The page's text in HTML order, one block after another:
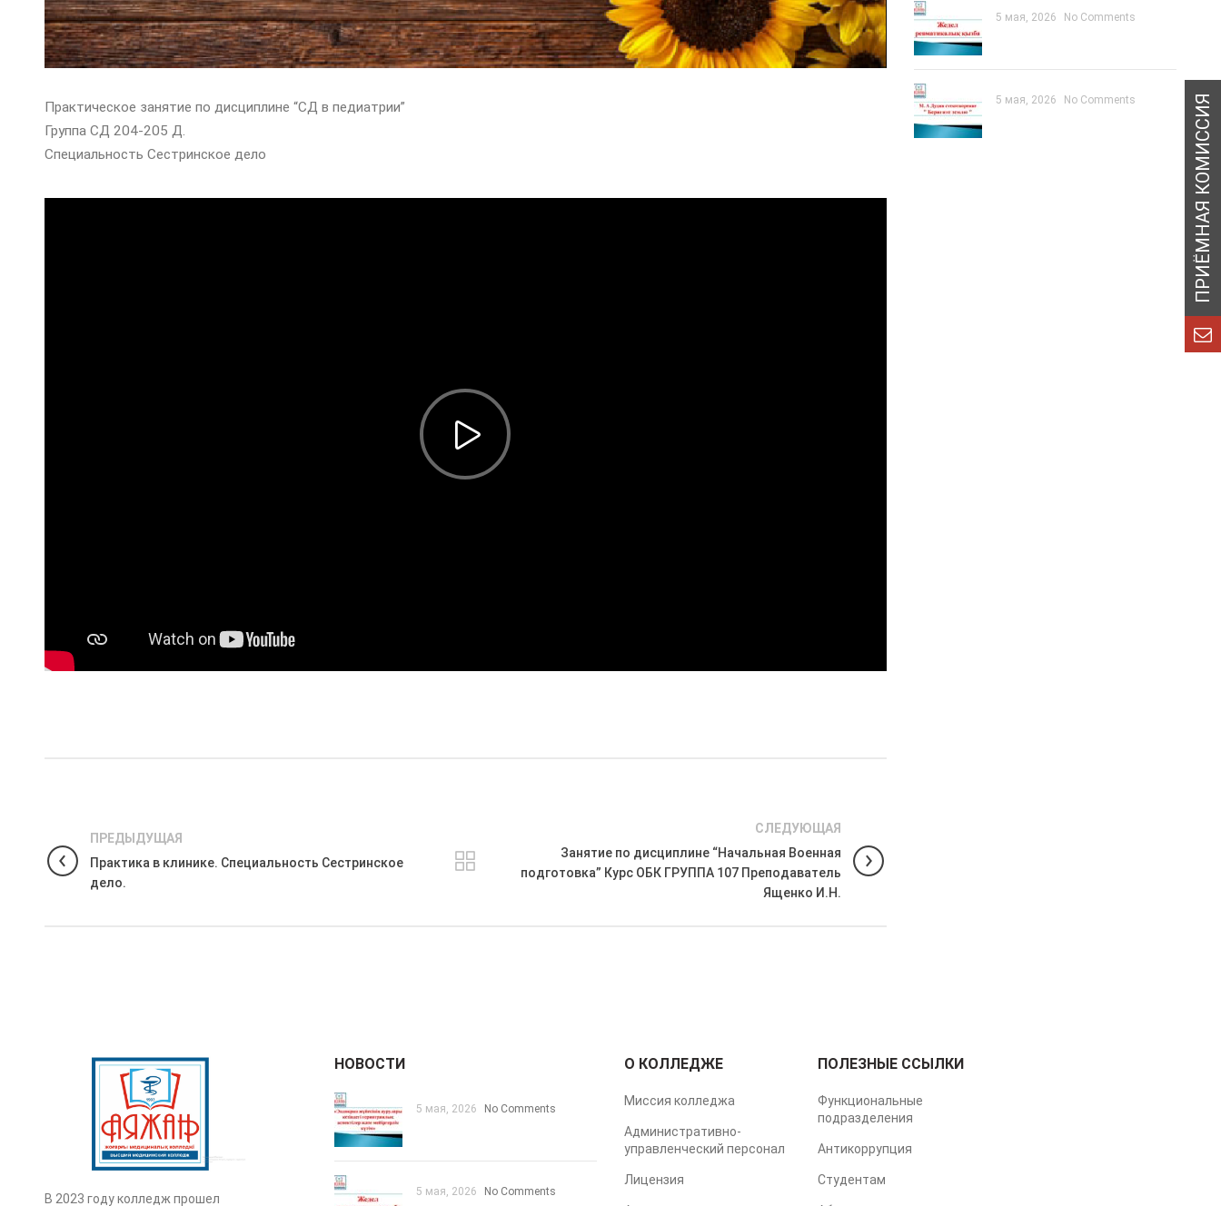
Практическое занятие по дисциплине “СД в педиатрии”
Группа СД 204-205 Д.
Специальность Сестринское дело
ПРЕДЫДУЩАЯ
Практика в клинике. Специальность Сестринское
дело.
СЛЕДУЮЩАЯ
Занятие по дисциплине “Начальная Военная
подготовка” Курс ОБК ГРУППА 107 Преподаватель
Ященко И.Н.
5 мая, 2026 No Comments
5 мая, 2026 No Comments
В 2023 году колледж прошел
НОВОСТИ
5 мая, 2026 No Comments
5 мая, 2026 No Comments
О КОЛЛЕДЖЕ
Миссия колледжа
Административно-
управленческий персонал
Лицензия
ПОЛЕЗНЫЕ ССЫЛКИ
Функциональные
подразделения
Антикоррупция
Студентам